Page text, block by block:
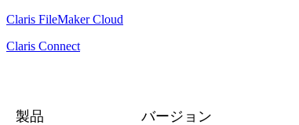
Claris FileMaker Cloud
Claris Connect
製品 バージョン